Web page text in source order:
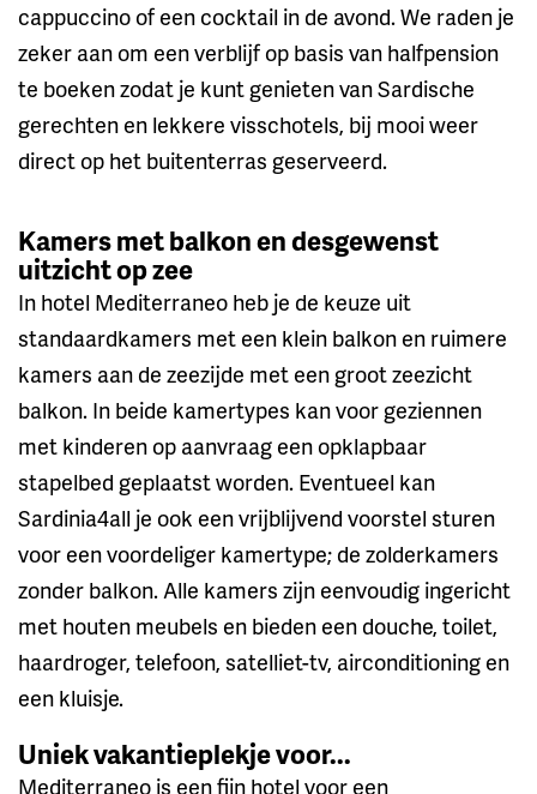
cappuccino of een cocktail in de avond. We raden je
zeker aan om een verblijf op basis van halfpension
te boeken zodat je kunt genieten van Sardische
gerechten en lekkere visschotels, bij mooi weer
direct op het buitenterras geserveerd.
Kamers met balkon en desgewenst
uitzicht op zee
In hotel Mediterraneo heb je de keuze uit
standaardkamers met een klein balkon en ruimere
kamers aan de zeezijde met een groot zeezicht
balkon. In beide kamertypes kan voor geziennen
met kinderen op aanvraag een opklapbaar
stapelbed geplaatst worden. Eventueel kan
Sardinia4all je ook een vrijblijvend voorstel sturen
voor een voordeliger kamertype; de zolderkamers
zonder balkon. Alle kamers zijn eenvoudig ingericht
met houten meubels en bieden een douche, toilet,
haardroger, telefoon, satelliet-tv, airconditioning en
een kluisje.
Uniek vakantieplekje voor...
Mediterraneo is een fijn hotel voor een